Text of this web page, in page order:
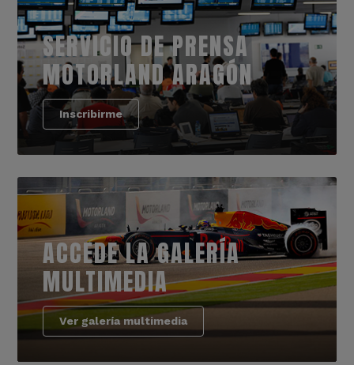
SERVICIO DE PRENSA
MOTORLAND ARAGÓN
Inscribirme
ACCEDE LA GALERÍA
MULTIMEDIA
Ver galería multimedia